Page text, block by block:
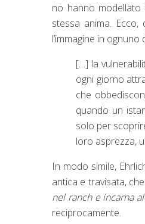
no hanno modellato
stessa anima.
l’immagine in ognuno
[…] la
ogni giorno
che
quando un
solo per
loro asprezza,
In modo simile,
antica e travisata,
nel ranch e incarna
reciprocamente.